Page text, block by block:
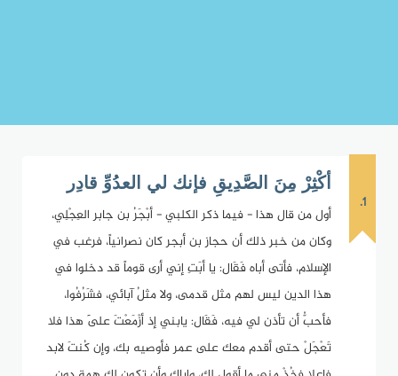
1.
أكْثِرْ مِنَ الصَّدِيقِ فإنك لي العدُوِّ قادِر
أول من قال هذا - فيما ذكر الكلبي - أبْجَرُ بن جابر العِجْلِي،
وكان من خبر ذلك أن حجاز بن أبجر كان نصرانياً، فرغب في
الإسلام، فأتى أباه فَقَال: يا أبَتِ إني أرى قوماً قد دخلوا في
هذا الدين ليس لهم مثل قدمى، ولا مثلُ آبائي، فشَرُفُوا،
فأحبُّ أن تأذن لي فيه، فَقَال: يابني إذ أزْمَعْتَ عَلَى هذا فلا
تَعْجَلْ حتى أقدم معك على عمر فأوصيه بك، وإن كُنتَ لابد